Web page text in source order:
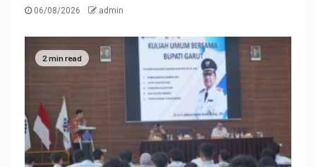
06/08/2026 admin
2 min read